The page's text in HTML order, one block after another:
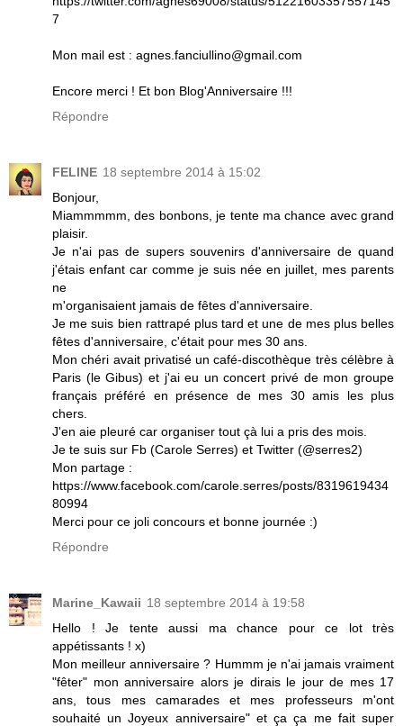
7
Mon mail est : agnes.fanciullino@gmail.com
Encore merci ! Et bon Blog'Anniversaire !!!
Répondre
FELINE 18 septembre 2014 à 15:02
Bonjour,
Miammmmm, des bonbons, je tente ma chance avec grand
plaisir.
Je n'ai pas de supers souvenirs d'anniversaire de quand
j'étais enfant car comme je suis née en juillet, mes parents
ne
m'organisaient jamais de fêtes d'anniversaire.
Je me suis bien rattrapé plus tard et une de mes plus belles
fêtes d'anniversaire, c'était pour mes 30 ans.
Mon chéri avait privatisé un café-discothèque très célèbre à
Paris (le Gibus) et j'ai eu un concert privé de mon groupe
français préféré en présence de mes 30 amis les plus
chers.
J'en aie pleuré car organiser tout çà lui a pris des mois.
Je te suis sur Fb (Carole Serres) et Twitter (@serres2)
Mon partage :
https://www.facebook.com/carole.serres/posts/8319619434
80994
Merci pour ce joli concours et bonne journée :)
Répondre
Marine_Kawaii 18 septembre 2014 à 19:58
Hello ! Je tente aussi ma chance pour ce lot très
appétissants ! x)
Mon meilleur anniversaire ? Hummm je n'ai jamais vraiment
"fêter" mon anniversaire alors je dirais le jour de mes 17
ans, tous mes camarades et mes professeurs m'ont
souhaité un Joyeux anniversaire" et ça ça me fait super